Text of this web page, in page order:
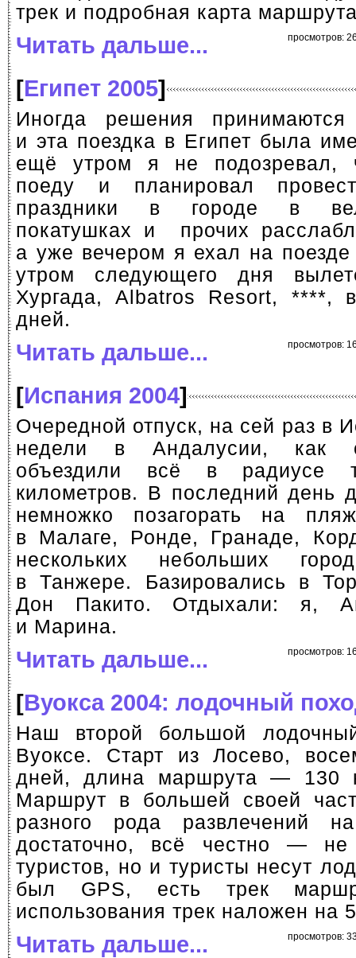
трек и подробная карта
просмотров:
Читать дальше...
[Египет 2005]
Иногда решения принимаются
и эта поездка в Египет была
ещё утром я не
поеду и планировал
праздники в городе в
покатушках и прочих
а уже вечером я ехал на
утром следующего дня
Хургада, Albatros Resort, ****,
дней.
просмотров:
Читать дальше...
[Испания 2004]
Очередной отпуск, на сей раз в
недели в Андалусии, как
объездили всё в радиусе
километров. В последний день
немножко позагорать на
в Малаге, Ронде, Гранаде,
нескольких небольших
в Танжере. Базировались в
Дон Пакито. Отдыхали: я,
и Марина.
просмотров:
Читать дальше...
[Вуокса 2004: лодочный
Наш второй большой
Вуоксе. Старт из Лосево,
дней, длина маршрута — 130
Маршрут в большей своей
разного рода развлечений
достаточно, всё честно — не
туристов, но и туристы несут
был GPS, есть трек
использования трек наложен на
просмотров:
Читать дальше...